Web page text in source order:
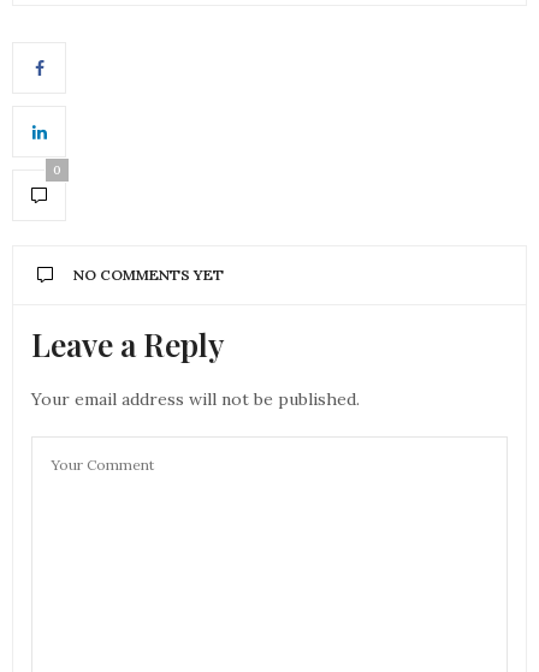
0
NO COMMENTS YET
Leave a Reply
Your email address will not be published.